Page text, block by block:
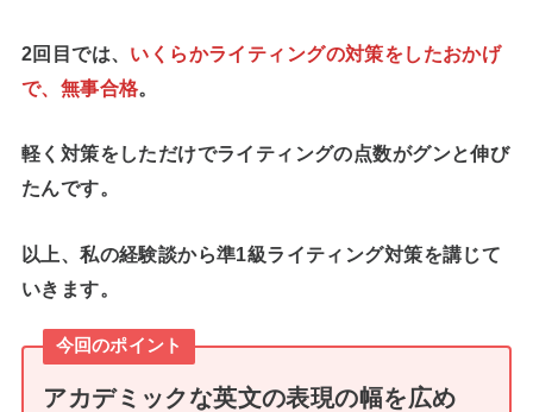
2回目では、 いくらかライティングの対策をしたおかげ
で、無事合格。
軽く対策をしただけでライティングの点数がグンと伸び
たんです。
以上、私の経験談から準1級ライティング対策を講じて
いきます。
今回のポイント
アカデミックな英文の表現の幅を広め